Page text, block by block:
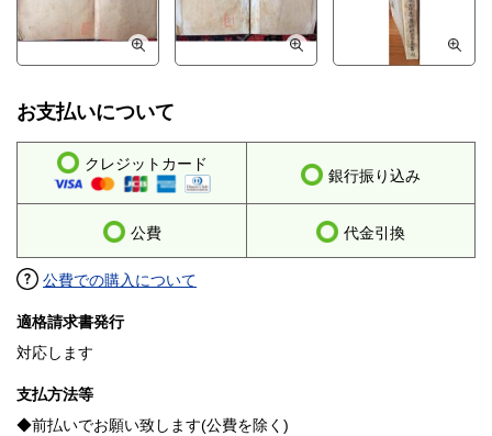
お支払いについて
クレジットカード
銀行振り込み
公費 代金引換
公費での購入について
適格請求書発行
対応します
支払方法等
◆前払いでお願い致します(公費を除く)